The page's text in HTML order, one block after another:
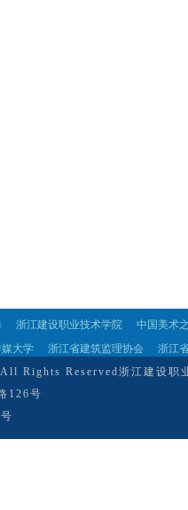
浙江建设职业技术学院
中国美术
大学 浙江省建筑监理协会
浙江
Rights Reserved浙江建设职
126号